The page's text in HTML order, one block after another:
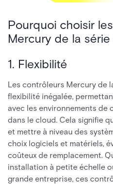
Pourquoi choisir
Mercury de la série
1. Flexibilité
Les contrôleurs Mercury de
flexibilité inégalée,
avec les environnements de
dans le cloud. Cela signifie
et mettre à niveau des
choix logiciels et matériels,
coûteux de remplacement.
installation à petite échelle
grande entreprise, ces